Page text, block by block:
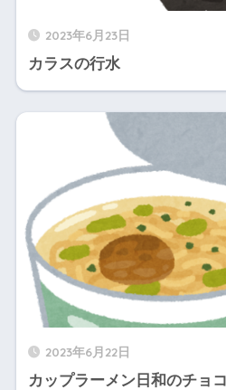
2023年6月23日
カラスの行水
2023年6月22日
カップラーメン日和のチョ